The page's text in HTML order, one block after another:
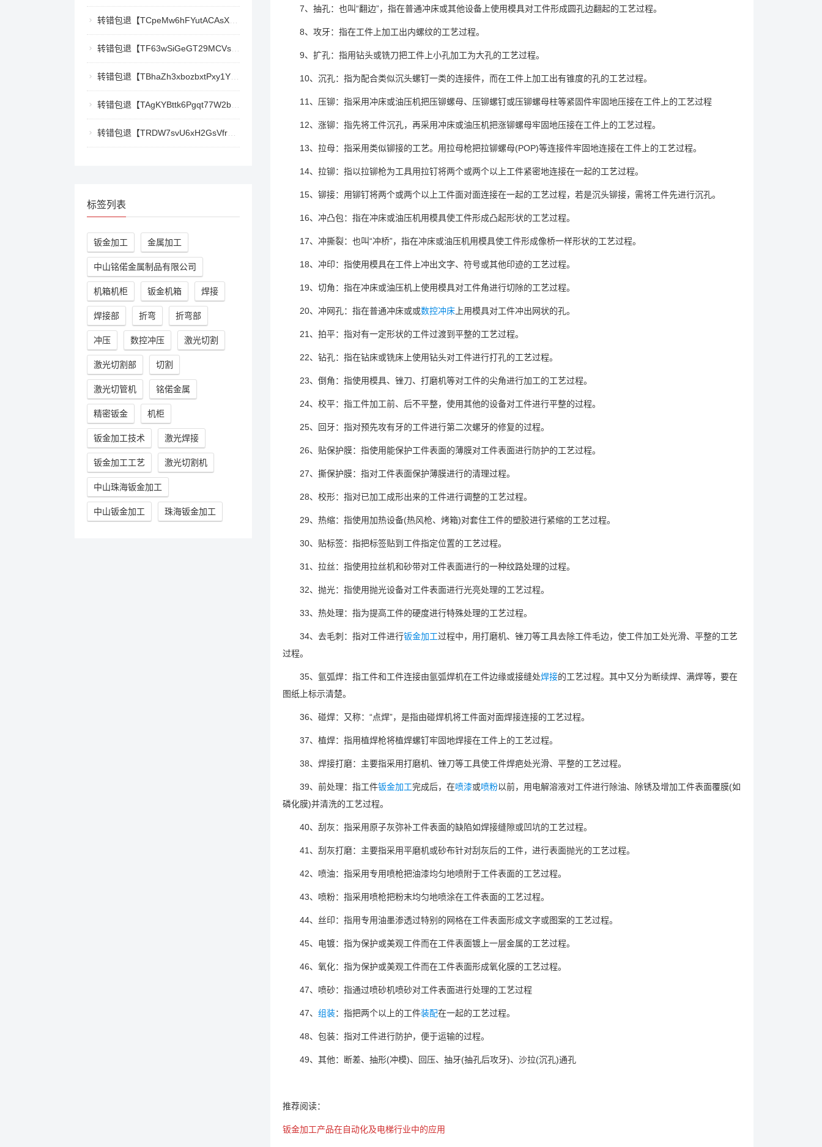
转错包退【TCpeMw6hFYutACAsXkX3UvyCUjec17MoLF】客服TeleGram:【@TrxEm】
转错包退【TF63wSiGeGT29MCVswWQ5eAr6xD9LkQBPm】客服TeleGram:【@TrxEm】
转错包退【TBhaZh3xbozbxtPxy1YF4QaK2e77777777】客服TeleGram:【@TrxEm】
转错包退【TAgKYBttk6Pgqt77W2bg3Kmyk3RyjoZEti】客服TeleGram:【@TrxEm】
转错包退【TRDW7svU6xH2GsVfr7TqAZQ412cwxbMpBK】客服TeleGram:【@TrxEm】
标签列表
钣金加工 金属加工
中山铭偌金属制品有限公司
机箱机柜 钣金机箱 焊接
焊接部 折弯 折弯部
冲压 数控冲压 激光切割
激光切割部 切割
激光切管机 铭偌金属
精密钣金 机柜
钣金加工技术 激光焊接
钣金加工工艺 激光切割机
中山珠海钣金加工
中山钣金加工 珠海钣金加工
7、抽孔：也叫“翻边”，指在普通冲床或其他设备上使用模具对工件形成圆孔边翻起的工艺过程。
8、攻牙：指在工件上加工出内螺纹的工艺过程。
9、扩孔：指用钻头或铣刀把工件上小孔加工为大孔的工艺过程。
10、沉孔：指为配合类似沉头螺钉一类的连接件，而在工件上加工出有锥度的孔的工艺过程。
11、压铆：指采用冲床或油压机把压铆螺母、压铆螺钉或压铆螺母柱等紧固件牢固地压接在工件上的工艺过程
12、涨铆：指先将工件沉孔，再采用冲床或油压机把涨铆螺母牢固地压接在工件上的工艺过程。
13、拉母：指采用类似铆接的工艺。用拉母枪把拉铆螺母(POP)等连接件牢固地连接在工件上的工艺过程。
14、拉铆：指以拉铆枪为工具用拉钉将两个或两个以上工件紧密地连接在一起的工艺过程。
15、铆接：用铆钉将两个或两个以上工件面对面连接在一起的工艺过程，若是沉头铆接，需将工件先进行沉孔。
16、冲凸包：指在冲床或油压机用模具使工件形成凸起形状的工艺过程。
17、冲撕裂：也叫“冲桥”，指在冲床或油压机用模具使工件形成像桥一样形状的工艺过程。
18、冲印：指使用模具在工件上冲出文字、符号或其他印迹的工艺过程。
19、切角：指在冲床或油压机上使用模具对工件角进行切除的工艺过程。
20、冲网孔：指在普通冲床或或数控冲床 上用模具对工件冲出网状的孔。
21、拍平：指对有一定形状的工件过渡到平整的工艺过程。
22、钻孔：指在钻床或铣床上使用钻头对工件进行打孔的工艺过程。
23、倒角：指使用模具、锉刀、打磨机等对工件的尖角进行加工的工艺过程。
24、校平：指工件加工前、后不平整，使用其他的设备对工件进行平整的过程。
25、回牙：指对预先攻有牙的工件进行第二次螺牙的修复的过程。
26、贴保护膜：指使用能保护工件表面的薄膜对工件表面进行防护的工艺过程。
27、撕保护膜：指对工件表面保护薄膜进行的清理过程。
28、校形：指对已加工成形出来的工件进行调整的工艺过程。
29、热缩：指使用加热设备(热风枪、烤箱)对套住工件的塑胶进行紧缩的工艺过程。
30、贴标签：指把标签贴到工件指定位置的工艺过程。
31、拉丝：指使用拉丝机和砂带对工件表面进行的一种纹路处理的过程。
32、抛光：指使用抛光设备对工件表面进行光亮处理的工艺过程。
33、热处理：指为提高工件的硬度进行特殊处理的工艺过程。
34、去毛刺：指对工件进行钣金加工过程中，用打磨机、锉刀等工具去除工件毛边，使工件加工处光滑、平整的工艺
过程。
35、氩弧焊：指工件和工件连接由氩弧焊机在工件边缘或接缝处焊接的工艺过程。其中又分为断续焊、满焊等，要在
图纸上标示清楚。
36、碰焊：又称：“点焊”，是指由碰焊机将工件面对面焊接连接的工艺过程。
37、植焊：指用植焊枪将植焊螺钉牢固地焊接在工件上的工艺过程。
38、焊接打磨：主要指采用打磨机、锉刀等工具使工件焊疤处光滑、平整的工艺过程。
39、前处理：指工件钣金加工完成后，在喷漆或喷粉以前，用电解溶液对工件进行除油、除锈及增加工件表面覆膜(如
磷化膜)并清洗的工艺过程。
40、刮灰：指采用原子灰弥补工件表面的缺陷如焊接缝隙或凹坑的工艺过程。
41、刮灰打磨：主要指采用平磨机或砂布针对刮灰后的工件，进行表面抛光的工艺过程。
42、喷油：指采用专用喷枪把油漆均匀地喷附于工件表面的工艺过程。
43、喷粉：指采用喷枪把粉末均匀地喷涂在工件表面的工艺过程。
44、丝印：指用专用油墨渗透过特别的网格在工件表面形成文字或图案的工艺过程。
45、电镀：指为保护或美观工件而在工件表面镀上一层金属的工艺过程。
46、氧化：指为保护或美观工件而在工件表面形成氧化膜的工艺过程。
47、喷砂：指通过喷砂机喷砂对工件表面进行处理的工艺过程
47、 组装：指把两个以上的工件装配在一起的工艺过程。
48、包装：指对工件进行防护，便于运输的过程。
49、其他：断差、抽形(冲模)、回压、抽牙(抽孔后攻牙)、沙拉(沉孔)通孔
推荐阅读：
钣金加工产品在自动化及电梯行业中的应用